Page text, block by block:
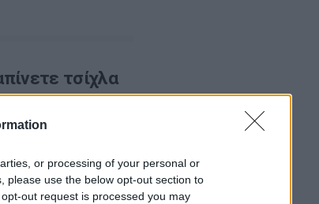
or processing of your personal or
please use the below opt-out section to
out request is processed you may
τσίχλα
η τσίχλα στο